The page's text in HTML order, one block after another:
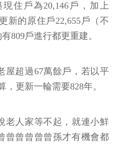
住戶為20,146戶，加上
新的原住戶22,655戶（不
809戶進行都更重建。
屋超過67萬餘戶，若以平
更新一輪需要828年。
老人家等不起，就連小鮮
曾曾曾曾曾孫才有機會都